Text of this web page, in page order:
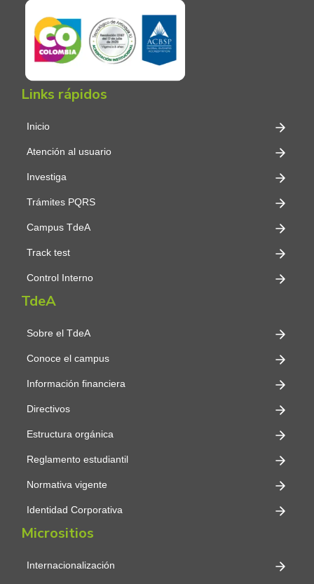
Links rápidos
Inicio
Atención al usuario
Investiga
Trámites PQRS
Campus TdeA
Track test
Control Interno
TdeA
Sobre el TdeA
Conoce el campus
Información financiera
Directivos
Estructura orgánica
Reglamento estudiantil
Normativa vigente
Identidad Corporativa
Micrositios
Internacionalización